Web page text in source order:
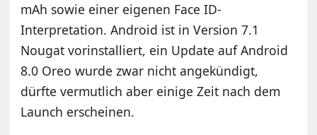
mAh sowie einer eigenen Face ID-
Interpretation. Android ist in Version 7.1
Nougat vorinstalliert, ein Update auf Android
8.0 Oreo wurde zwar nicht angekündigt,
dürfte vermutlich aber einige Zeit nach dem
Launch erscheinen.